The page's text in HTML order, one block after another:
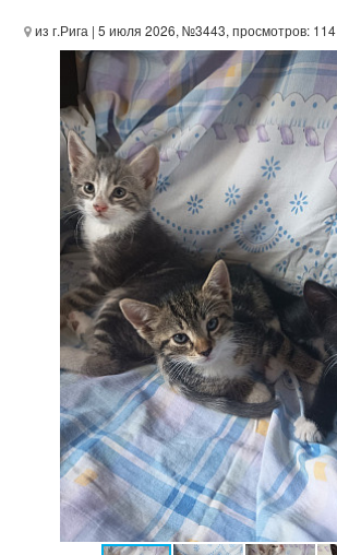
из г.Рига | 5 июля 2026, №3443, просмотров: 114